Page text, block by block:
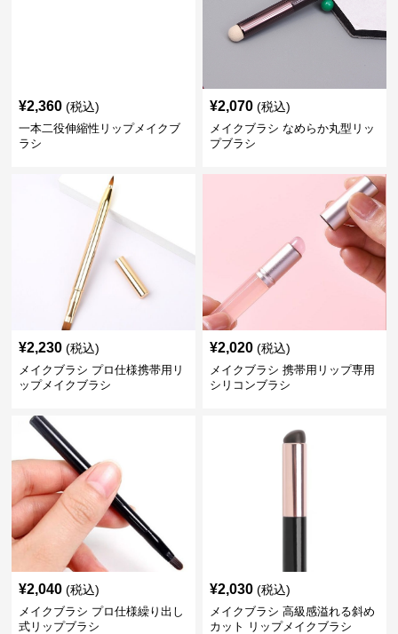
¥2,360 (税込)
一本二役伸縮性リップメイクブ
ラシ
¥2,070 (税込)
メイクブラシ なめらか丸型リッ
プブラシ
¥2,230 (税込)
メイクブラシ プロ仕様携帯用リ
ップメイクブラシ
¥2,020 (税込)
メイクブラシ 携帯用リップ専用
シリコンブラシ
¥2,040 (税込)
メイクブラシ プロ仕様繰り出し
式リップブラシ
¥2,030 (税込)
メイクブラシ 高級感溢れる斜め
カット リップメイクブラシ